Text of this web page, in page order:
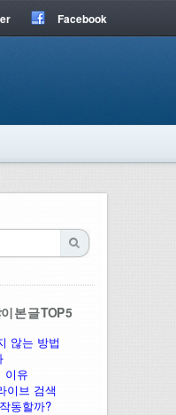
Facebook
본 글 TOP 5
않는 방법
이유
이브 검색
동할까?